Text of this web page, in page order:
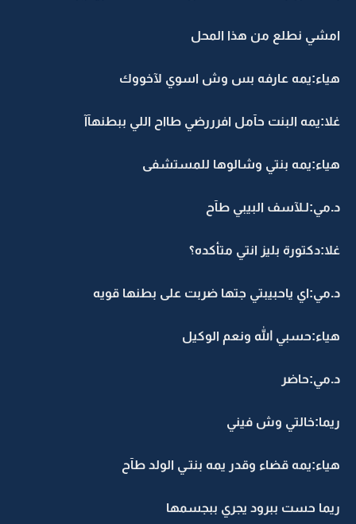
امشي نطلع من هذا المحل
هياء:يمه عارفه بس وش اسوي لآخووك
غلا:يمه البنت حآمل افرررضي طااح اللي ببطنهآآ
هياء:يمه بنتي وشالوها للمستشفى
د.مي:لـلآسف البيبي طآح
غلا:دكتورة بليز انتي متأكده؟
د.مي:اي ياحبيبتي جتها ضربت على بطنها قويه
هياء:حسبي الله ونعم الوكيل
د.مي:حاضر
ريما:خالتي وش فيني
هياء:يمه قضاء وقدر يمه بنتـي الولد طآح
ريما حست ببرود يجري ببجسمها